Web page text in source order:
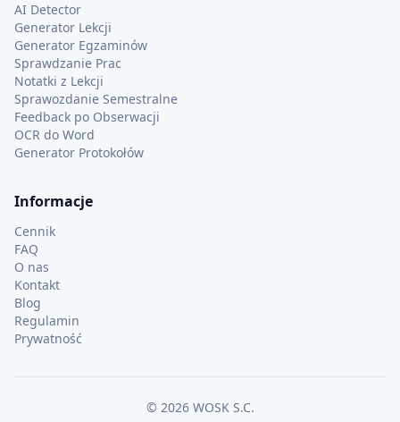
AI Detector
Generator Lekcji
Generator Egzaminów
Sprawdzanie Prac
Notatki z Lekcji
Sprawozdanie Semestralne
Feedback po Obserwacji
OCR do Word
Generator Protokołów
Informacje
Cennik
FAQ
O nas
Kontakt
Blog
Regulamin
Prywatność
© 2026WOSK S.C.